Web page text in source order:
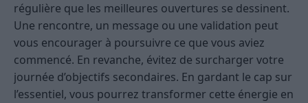
régulière que les meilleures ouvertures se dessinent.
Une rencontre, un message ou une validation peut
vous encourager à poursuivre ce que vous aviez
commencé. En revanche, évitez de surcharger votre
journée d’objectifs secondaires. En gardant le cap sur
l’essentiel, vous pourrez transformer cette énergie en